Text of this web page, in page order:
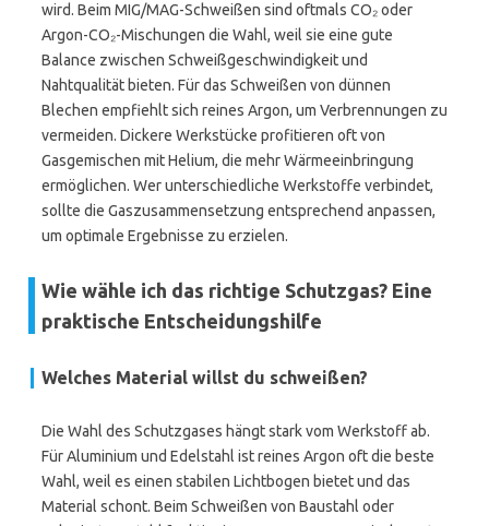
wird. Beim MIG/MAG-Schweißen sind oftmals CO₂ oder
Argon-CO₂-Mischungen die Wahl, weil sie eine gute
Balance zwischen Schweißgeschwindigkeit und
Nahtqualität bieten. Für das Schweißen von dünnen
Blechen empfiehlt sich reines Argon, um Verbrennungen zu
vermeiden. Dickere Werkstücke profitieren oft von
Gasgemischen mit Helium, die mehr Wärmeeinbringung
ermöglichen. Wer unterschiedliche Werkstoffe verbindet,
sollte die Gaszusammensetzung entsprechend anpassen,
um optimale Ergebnisse zu erzielen.
Wie wähle ich das richtige Schutzgas? Eine
praktische Entscheidungshilfe
Welches Material willst du schweißen?
Die Wahl des Schutzgases hängt stark vom Werkstoff ab.
Für Aluminium und Edelstahl ist reines Argon oft die beste
Wahl, weil es einen stabilen Lichtbogen bietet und das
Material schont. Beim Schweißen von Baustahl oder